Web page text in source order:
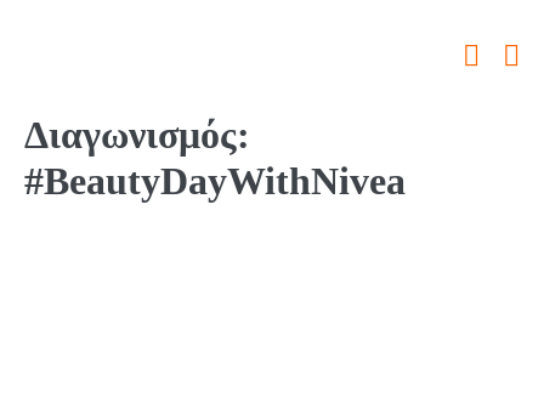
Διαγωνισμός:
#BeautyDayWithNivea